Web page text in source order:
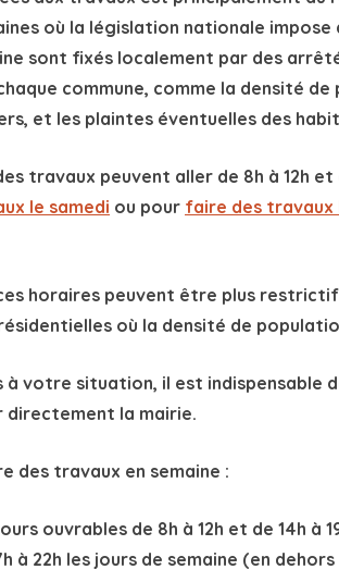
et les plaintes éventuelles des
travaux peuvent aller de 8h à 12h et
le samediou pourfaire des travaux
horaires peuvent être plus
où la densité de
directement la mairie.
ouvrables de 8h à 12h et de 14h à